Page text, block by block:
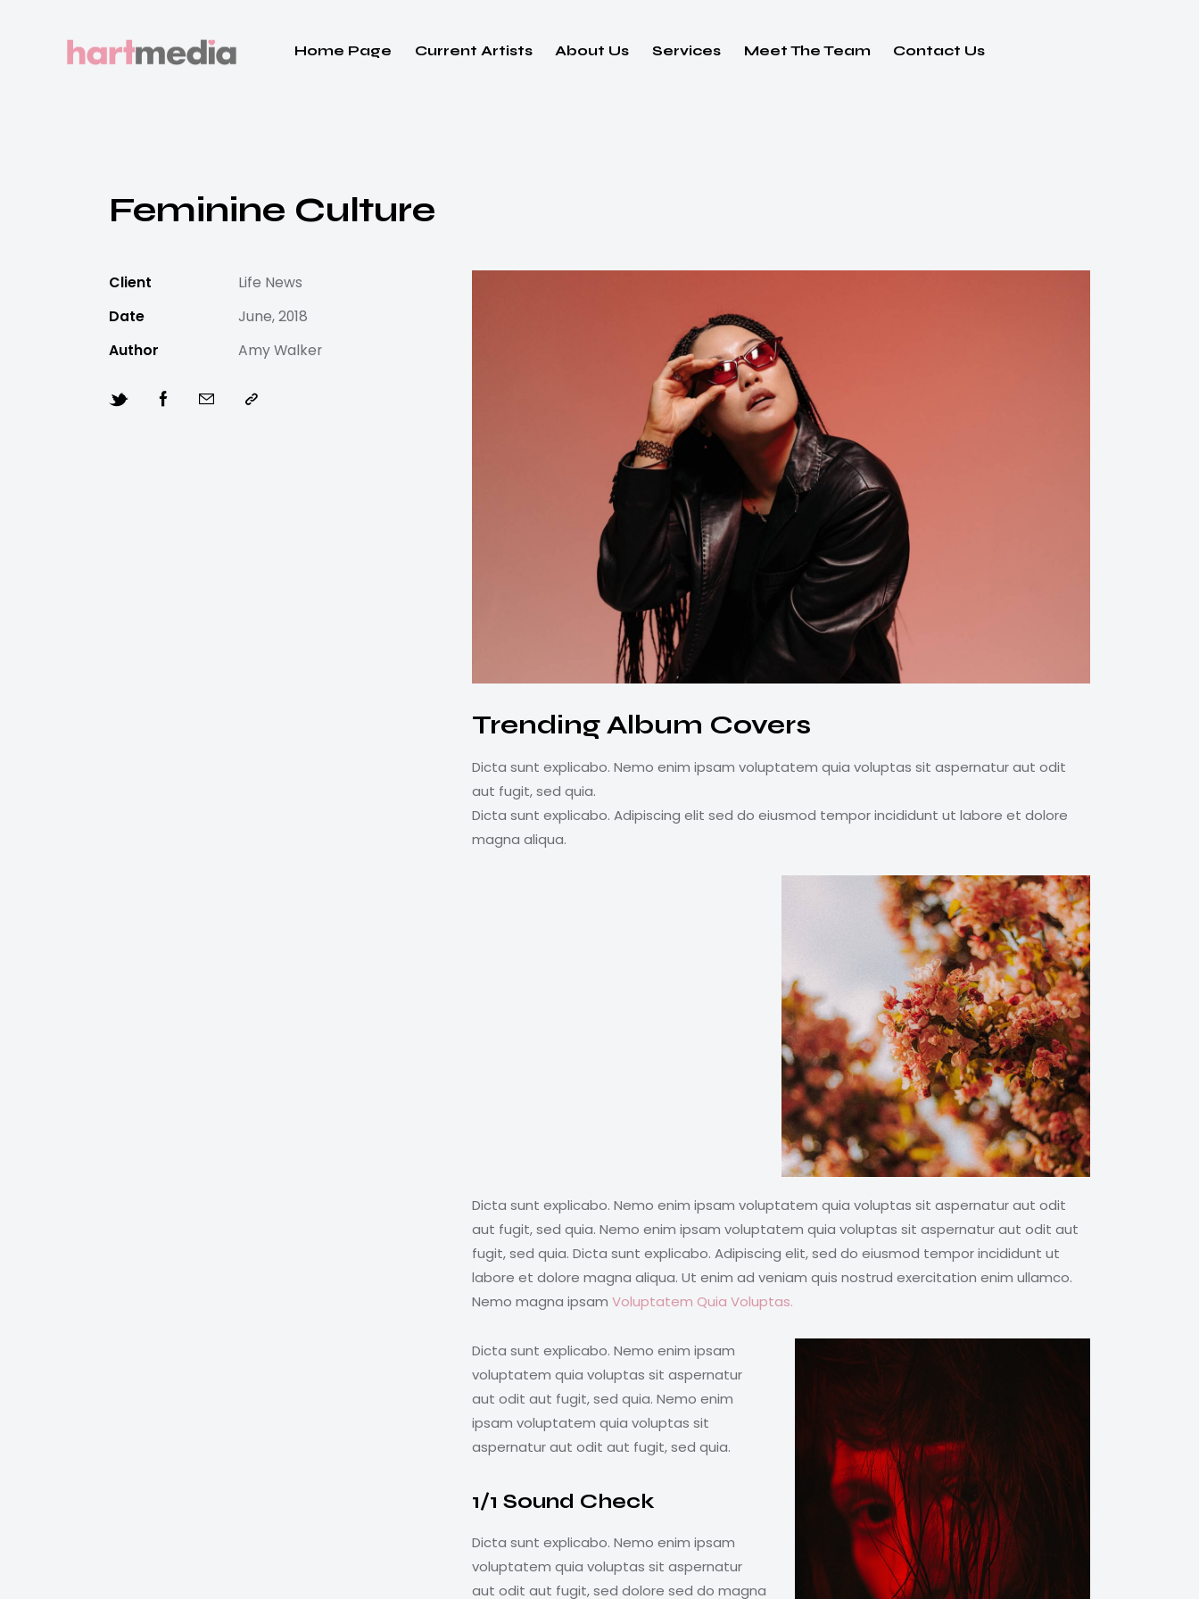
Home Page Current Artists About Us Services Meet The Team Contact Us
Feminine Culture
Client
Life News
Date
June, 2018
Author
Amy Walker
Trending Album Covers
Dicta sunt explicabo. Nemo enim ipsam voluptatem quia voluptas sit aspernatur aut odit
aut fugit, sed quia.
Dicta sunt explicabo. Adipiscing elit sed do eiusmod tempor incididunt ut labore et dolore
magna aliqua.
Dicta sunt explicabo. Nemo enim ipsam voluptatem quia voluptas sit aspernatur aut odit
aut fugit, sed quia. Nemo enim ipsam voluptatem quia voluptas sit aspernatur aut odit aut
fugit, sed quia. Dicta sunt explicabo. Adipiscing elit, sed do eiusmod tempor incididunt ut
labore et dolore magna aliqua. Ut enim ad veniam quis nostrud exercitation enim ullamco.
Nemo magna ipsam Voluptatem Quia Voluptas.
Dicta sunt explicabo. Nemo enim ipsam
voluptatem quia voluptas sit aspernatur
aut odit aut fugit, sed quia. Nemo enim
ipsam voluptatem quia voluptas sit
aspernatur aut odit aut fugit, sed quia.
1/1 Sound Check
Dicta sunt explicabo. Nemo enim ipsam
voluptatem quia voluptas sit aspernatur
aut odit aut fugit, sed dolore sed do magna